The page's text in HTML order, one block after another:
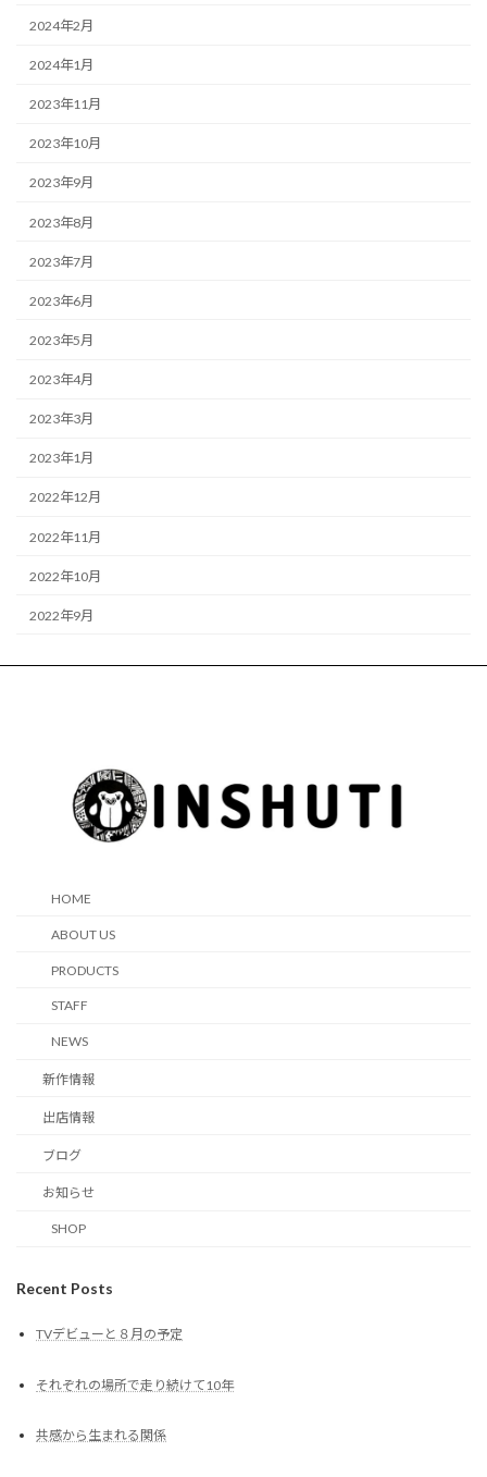
2024年2月
2024年1月
2023年11月
2023年10月
2023年9月
2023年8月
2023年7月
2023年6月
2023年5月
2023年4月
2023年3月
2023年1月
2022年12月
2022年11月
2022年10月
2022年9月
HOME
ABOUT US
PRODUCTS
STAFF
NEWS
新作情報
出店情報
ブログ
お知らせ
SHOP
Recent Posts
TVデビューと８月の予定
それぞれの場所で走り続けて10年
共感から生まれる関係